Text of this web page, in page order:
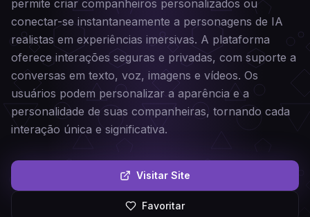
permite criar companheiros personalizados ou
conectar-se instantaneamente a personagens de IA
realistas em experiências imersivas. A plataforma
oferece interações seguras e privadas, com suporte a
conversas em texto, voz, imagens e vídeos. Os
usuários podem personalizar a aparência e a
personalidade de suas companheiras, tornando cada
interação única e significativa.
Visitar Site
Favoritar